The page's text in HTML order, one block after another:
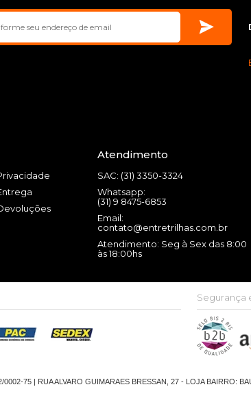
Atendimento
SAC: (31) 3350-3324
Whatsapp:
(31) 9 8475-6853
Email:
contato@entretrilhas.com.br
Atendimento: Seg à Sex das 8:00
às 18:00hs
Segurança
75 | RUA ALVARO GUIMARAES BRESSAN, 27 - LOJA BAIRRO: